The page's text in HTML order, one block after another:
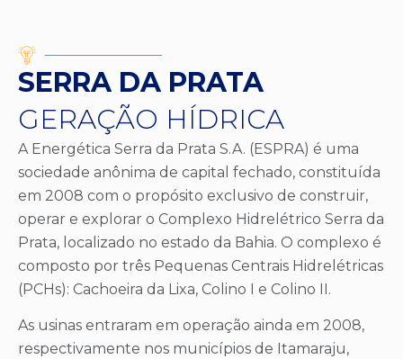
SERRA DA PRATA
GERAÇÃO HÍDRICA
A Energética Serra da Prata S.A. (ESPRA) é uma
sociedade anônima de capital fechado, constituída
em 2008 com o propósito exclusivo de construir,
operar e explorar o Complexo Hidrelétrico Serra da
Prata, localizado no estado da Bahia. O complexo é
composto por três Pequenas Centrais Hidrelétricas
(PCHs): Cachoeira da Lixa, Colino I e Colino II.
As usinas entraram em operação ainda em 2008,
respectivamente nos municípios de Itamaraju,